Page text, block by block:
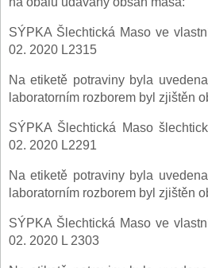
SÝPKA Šlechtická Maso ve
02. 2020 L2315
Na etiketě potraviny byla
laboratorním rozborem byl zjištěn
SÝPKA Šlechtická Maso
02. 2020 L2291
Na etiketě potraviny byla
laboratorním rozborem byl zjištěn
SÝPKA Šlechtická Maso ve
02. 2020 L 2303